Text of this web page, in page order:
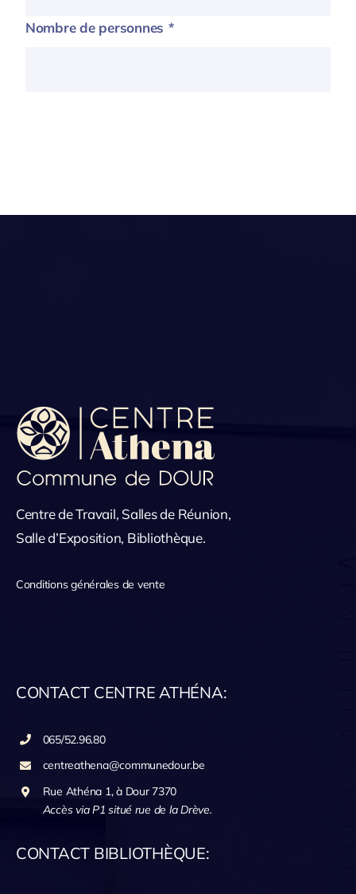
Nombre de personnes *
Centre de Travail, Salles de Réunion,
Salle d’Exposition, Bibliothèque.
Conditions générales de vente
CONTACT CENTRE ATHÉNA:
065/52.96.80
centreathena@communedour.be
Rue Athéna 1, à Dour 7370
Accès via P1 situé rue de la Drève.
CONTACT BIBLIOTHÈQUE: